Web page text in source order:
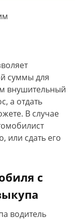
суммы для
внушительный
а отдать
В случае
или сдать его
с
водитель